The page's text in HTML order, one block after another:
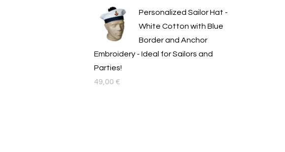
Personalized Sailor Hat -
White Cotton with Blue
Border and Anchor
Embroidery - Ideal for Sailors and
Parties!
49,00 €